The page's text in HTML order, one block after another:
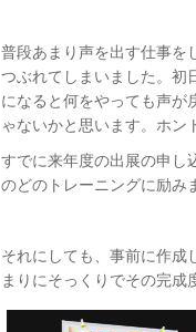
普段あまり声を出す仕事を
つぶれてしまいました。初
になると何をやっても声が
ゃないかと思います。ホン
すでに来年度の出展の申し
のどのトレーニングに励み
それにしても、事前に作成
まりにそっくりでその完成